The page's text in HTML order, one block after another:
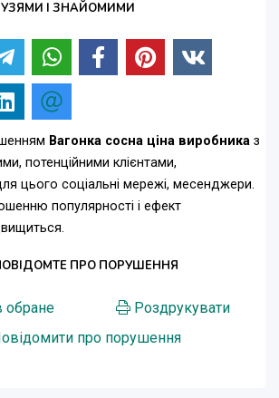
І ЗНАЙОМИМИ
Вагонка сосна ціна виробника з
потенційними клієнтами,
цього соціальні мережі, месенджери.
популярності і ефект
ПРО ПОРУШЕННЯ
обране
Роздрукувати
про порушення